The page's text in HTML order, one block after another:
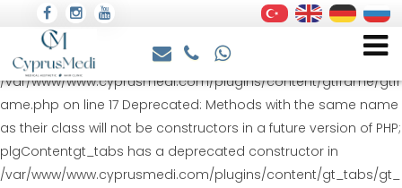
Deprecated: Methods with the same name as their class will
not be constructors in a future version of PHP;
plgContentgtframe has a deprecated constructor in
/var/www/www.cyprusmedi.com/plugins/content/gtframe/gtfr
ame.php on line 17 Deprecated: Methods with the same name
as their class will not be constructors in a future version of PHP;
plgContentgt_tabs has a deprecated constructor in
/var/www/www.cyprusmedi.com/plugins/content/gt_tabs/gt_